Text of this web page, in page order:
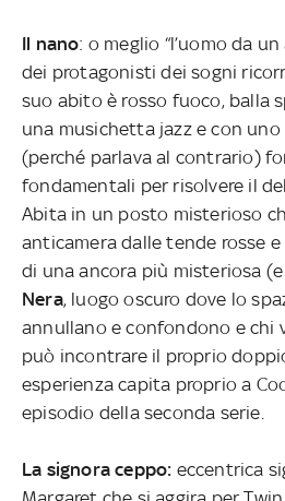
Il nano: o meglio “l’uomo da
dei protagonisti dei sogni
suo abito è rosso fuoco, balla
una musichetta jazz e con
(perché parlava al contrario)
fondamentali per risolvere il
Abita in un posto misterioso
anticamera dalle tende rosse
di una ancora più misteriosa
Nera, luogo oscuro dove lo
annullano e confondono e chi
può incontrare il proprio
esperienza capita proprio a
episodio della seconda serie.
La signora ceppo: eccentrica